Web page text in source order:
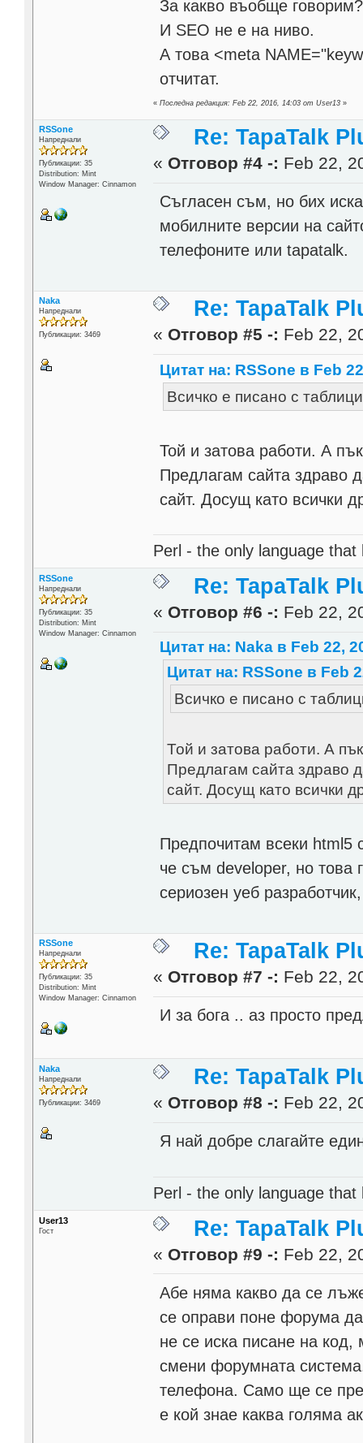
За какво въобще говорим?
И SEO не е на ниво.
А това <meta
отчитат.
«Последна редакция: Feb 22, 2016, 14:03 от User13 »
RSSone
Напреднали
Публикации: 35
Distribution: Mint
Window Manager: Cinnamon
Re: TapaTalk
« Отговор #4 -: Feb 22,
Съгласен съм, но бих
мобилните версии на
телефоните или tapatalk.
Naka
Напреднали
Публикации: 3469
Re: TapaTalk
« Отговор #5 -: Feb 22,
Цитат на: RSSone в Feb
Всичко е писано с
Той и затова работи. А
Предлагам сайта здраво
сайт. Досущ като всички
Perl - the only language
RSSone
Напреднали
Публикации: 35
Distribution: Mint
Window Manager: Cinnamon
Re: TapaTalk
« Отговор #6 -: Feb 22,
Цитат на: Naka в Feb 22,
Цитат на: RSSone в Feb
Всичко е писано с
Той и затова работи. А
Предлагам сайта здраво
сайт. Досущ като всички
Предпочитам всеки html5
че съм developer, но това
сериозен уеб
RSSone
Напреднали
Публикации: 35
Distribution: Mint
Window Manager: Cinnamon
Re: TapaTalk
« Отговор #7 -: Feb 22,
И за бога .. аз просто
Naka
Напреднали
Публикации: 3469
Re: TapaTalk
« Отговор #8 -: Feb 22,
Я най добре слагайте
Perl - the only language
User13
Гост Re: TapaTalk
« Отговор #9 -: Feb 22,
Абе няма какво да се
се оправи поне форума
не се иска писане на
смени форумната
телефона. Само ще се
е кой знае каква голяма